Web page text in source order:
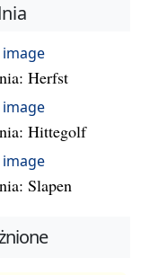
Herfst
Hittegolf
Slapen